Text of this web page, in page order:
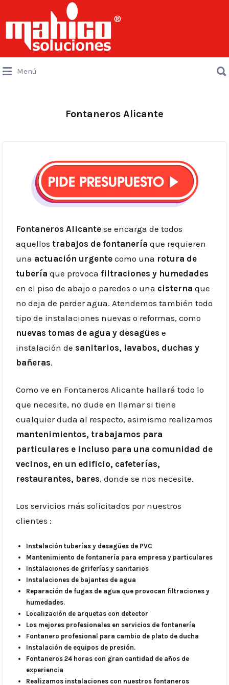
por:
Menú
por:
Fontaneros Alicante
Fontaneros Alicante se encarga de todos
aquellos trabajos de fontanería que requieren
una actuación urgente como una rotura de
tubería que provoca filtraciones y humedades
en el piso de abajo o paredes o una cisterna que
no deja de perder agua. Atendemos también todo
tipo de instalaciones nuevas o reformas, como
nuevas tomas de agua y desagües e
instalación de sanitarios, lavabos, duchas y
bañeras.
Como ve en Fontaneros Alicante hallará todo lo
que necesite, no dude en llamar si tiene
cualquier duda al respecto, asimismo realizamos
mantenimientos, trabajamos para
particulares e incluso para una comunidad de
vecinos, en un edificio, cafeterías,
restaurantes, bares, donde se nos necesite.
Los servicios más solicitados por nuestros
clientes :
Instalación tuberías y desagües de PVC
Mantenimiento de fontanería para empresa y particulares
Instalaciones de griferías y sanitarios
Instalaciones de bajantes de agua
Reparación de fugas de agua que provocan filtraciones y
humedades.
Localización de arquetas con detector
Los mejores profesionales en servicios de fontanería
Fontanero profesional para cambio de plato de ducha
Instalación de equipos de presión.
Fontaneros 24 horas con gran cantidad de años de
experiencia
Realizamos instalaciones con nuestros fontaneros